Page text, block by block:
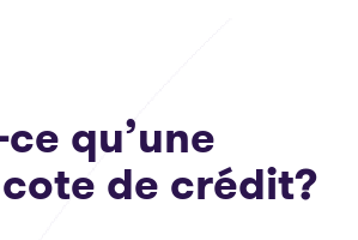
qu’une
de crédit?